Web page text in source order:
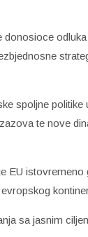
spoljne politike
te nove
EU istovremeno
sa jasnim